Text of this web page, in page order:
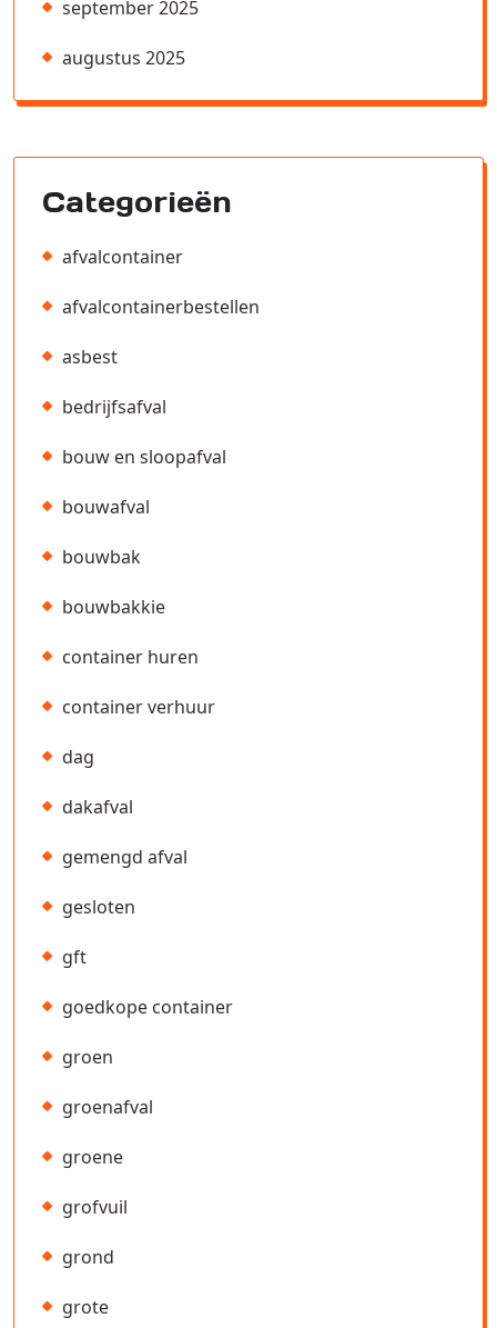
september 2025
augustus 2025
Categorieën
afvalcontainer
afvalcontainerbestellen
asbest
bedrijfsafval
bouw en sloopafval
bouwafval
bouwbak
bouwbakkie
container huren
container verhuur
dag
dakafval
gemengd afval
gesloten
gft
goedkope container
groen
groenafval
groene
grofvuil
grond
grote